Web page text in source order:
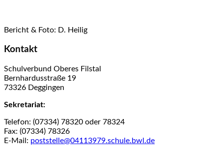
Bericht & Foto: D. Heilig
Kontakt
Schulverbund Oberes Filstal
Bernhardusstraße 19
73326 Deggingen
Sekretariat:
Telefon: (07334) 78320 oder 78324
Fax: (07334) 78326
E-Mail: poststelle@04113979.schule.bwl.de